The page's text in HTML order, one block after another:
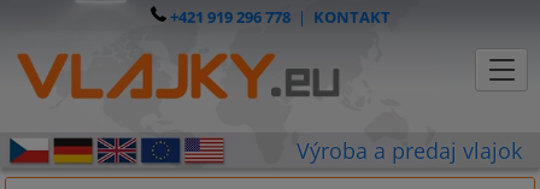
+421 919 296 778| KONTAKT